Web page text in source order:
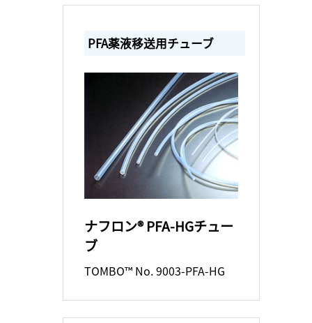
PFA薬液移送用チューブ
ナフロン® PFA-HGチュー
ブ
TOMBO™ No. 9003-PFA-HG